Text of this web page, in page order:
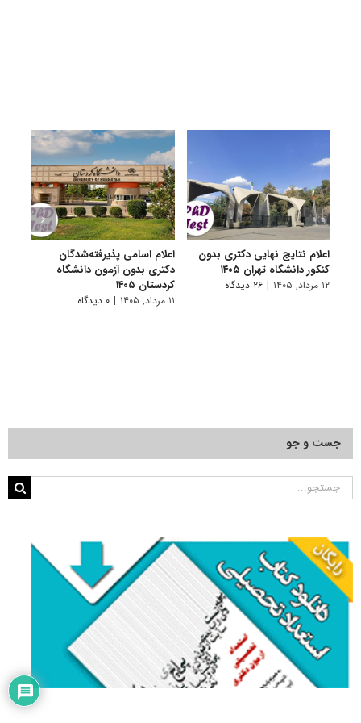
اعلام نتایج نهایی دکتری بدون
کنکور دانشگاه تهران ۱۴۰۵
۱۲ مرداد, ۱۴۰۵ | ۲۶ دیدگاه
اعلام اسامی پذیرفته‌شدگان
دکتری بدون آزمون دانشگاه
کردستان ۱۴۰۵
۱۱ مرداد, ۱۴۰۵ | ۰ دیدگاه
جست و جو
جستجو